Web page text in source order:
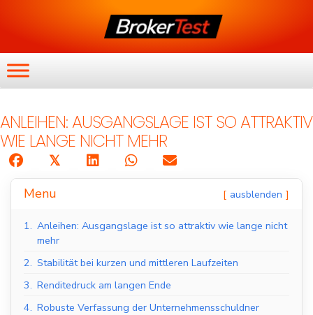
ANLEIHEN: AUSGANGSLAGE IST SO ATTRAKTIV
WIE LANGE NICHT MEHR
𝕏
Menu ausblenden
1. Anleihen: Ausgangslage ist so attraktiv wie lange nicht
mehr
2. Stabilität bei kurzen und mittleren Laufzeiten
3. Renditedruck am langen Ende
4. Robuste Verfassung der Unternehmensschuldner